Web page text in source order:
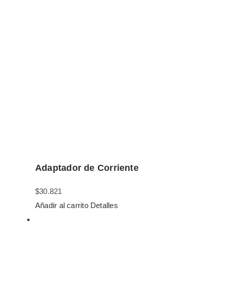
Adaptador de Corriente
$30.821
Añadir al carrito Detalles